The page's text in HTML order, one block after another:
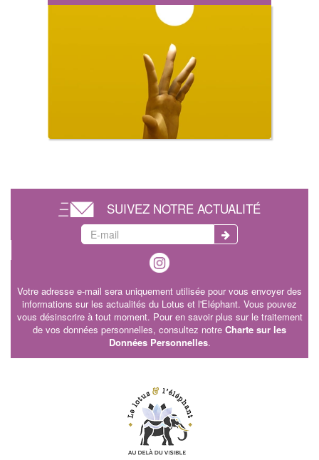
SUIVEZ NOTRE ACTUALITÉ
Votre adresse e-mail sera uniquement utilisée pour vous envoyer des
informations sur les actualités du Lotus et l'Eléphant. Vous pouvez
vous désinscrire à tout moment. Pour en savoir plus sur le traitement
de vos données personnelles, consultez notre Charte sur les
Données Personnelles.